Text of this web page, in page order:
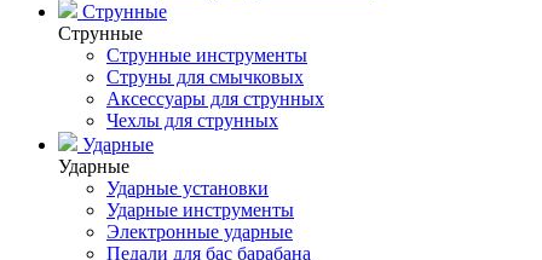
Струнные
Струнные
Струнные инструменты
Струны для смычковых
Аксессуары для струнных
Чехлы для струнных
Ударные
Ударные
Ударные установки
Ударные инструменты
Электронные ударные
Педали для бас барабана